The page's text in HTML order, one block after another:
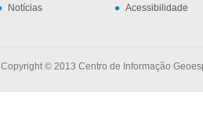
Notícias
Acessibilidade
Copyright © 2013 Centro de Informação